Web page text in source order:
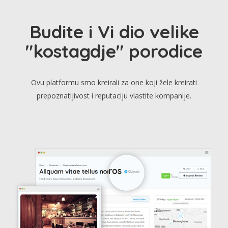
Budite i Vi dio velike
"kostagdje" porodice
Ovu platformu smo kreirali za one koji žele kreirati
prepoznatljivost i reputaciju vlastite kompanije.